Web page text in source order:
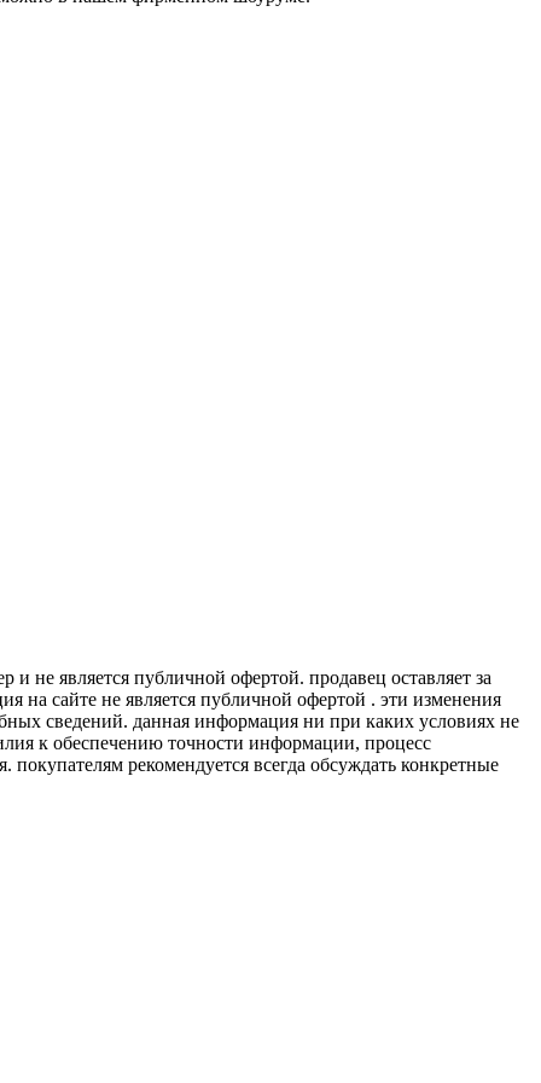
не является публичной офертой. продавец оставляет за
на сайте не является публичной офертой . эти изменения
сведений. данная информация ни при каких условиях не
к обеспечению точности информации, процесс
рекомендуется всегда обсуждать конкретные